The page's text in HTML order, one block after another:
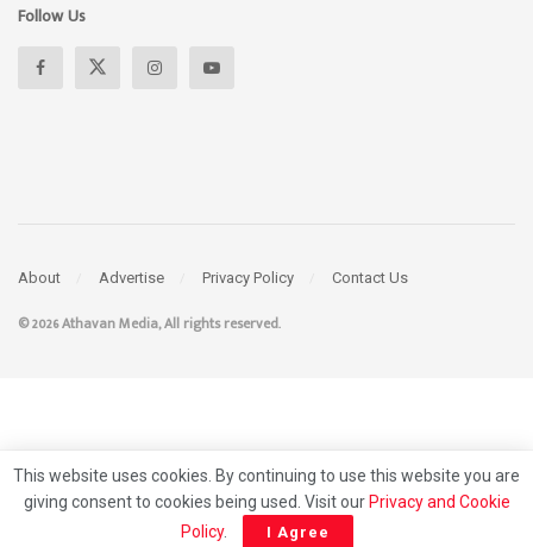
Follow Us
About Advertise Privacy Policy Contact Us
© 2026 Athavan Media, All rights reserved.
This website uses cookies. By continuing to use this website you are
giving consent to cookies being used. Visit our Privacy and Cookie
Policy. I Agree